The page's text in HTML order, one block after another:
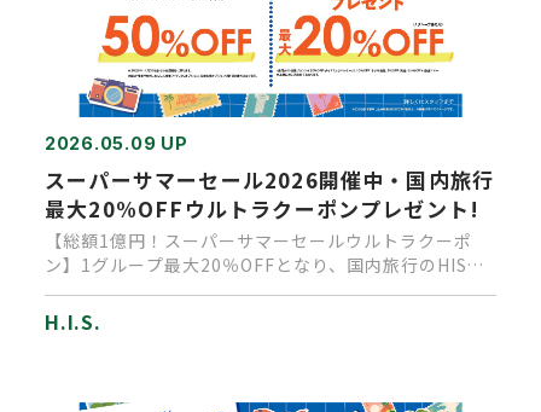
2026.05.09 UP
スーパーサマーセール2026開催中・国内旅行
最大20%OFFウルトラクーポンプレゼント!
【総額1億円！スーパーサマーセールウルトラクーポ
ン】1グループ最大20％OFFとなり、国内旅行のHISで
お得に行きましょ…
H.I.S.